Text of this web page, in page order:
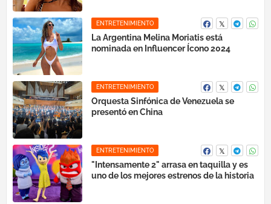
ENTRETENIMIENTO
La Argentina Melina Moriatis está
nominada en Influencer Ícono 2024
ENTRETENIMIENTO
Orquesta Sinfónica de Venezuela se
presentó en China
ENTRETENIMIENTO
"Intensamente 2" arrasa en taquilla y es
uno de los mejores estrenos de la historia